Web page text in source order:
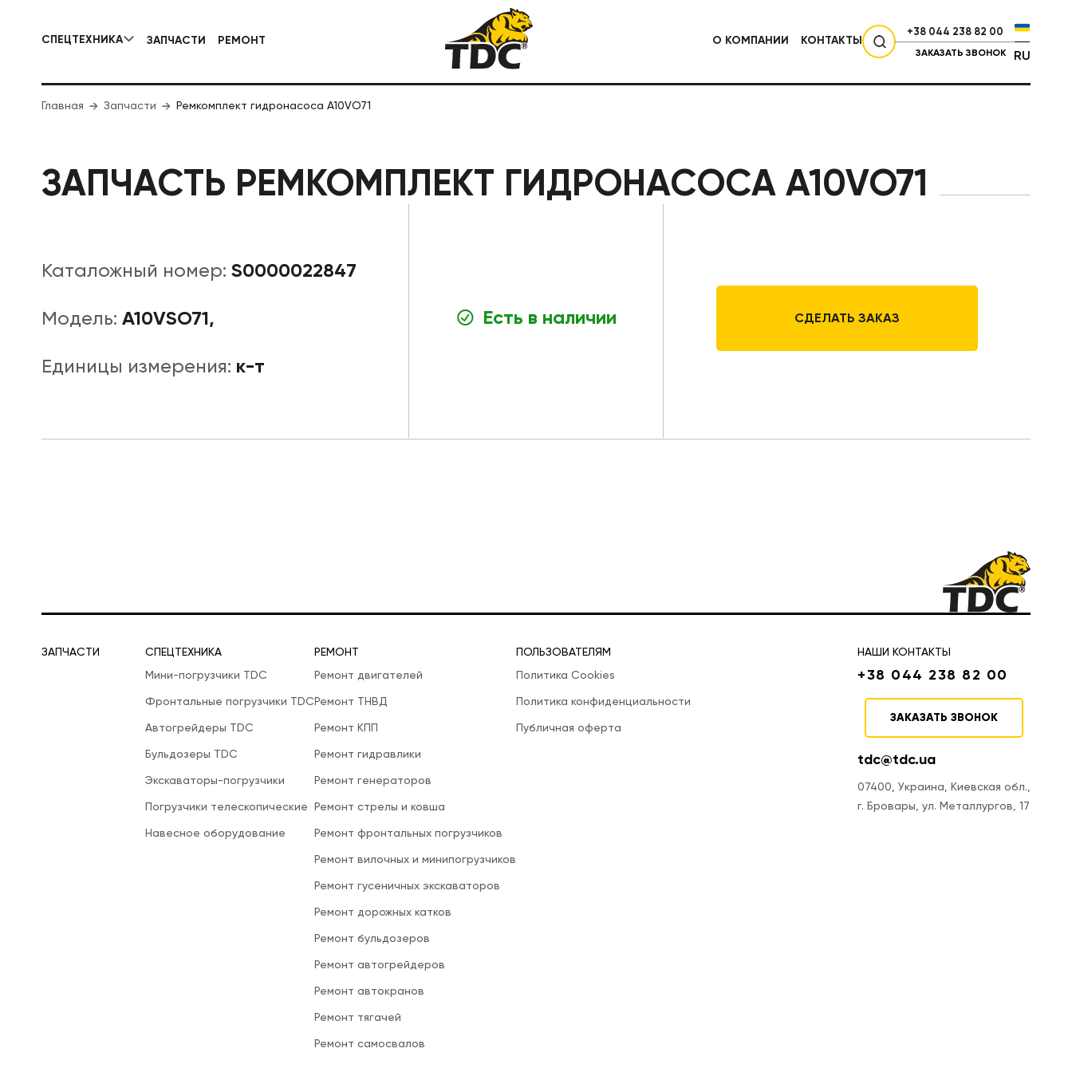
СПЕЦТЕХНИКА
КОММУНАЛЬНАЯ СПЕЦТЕХНИКА ДОРОЖНАЯ СПЕЦТЕХНИКА
ЗАПЧАСТИ РЕМОНТ О КОМПАНИИ КОНТАКТЫ
+38 044 238 82 00
ЗАКАЗАТЬ ЗВОНОК RU
Главная Запчасти Ремкомплект гидронасоса A10VO71
ЗАПЧАСТЬ РЕМКОМПЛЕКТ ГИДРОНАСОСА A10VO71
Каталожный номер: S0000022847
Модель: A10VSO71,
Единицы измерения: к-т
Есть в наличии СДЕЛАТЬ ЗАКАЗ
ЗАПЧАСТИ
СПЕЦТЕХНИКА
Мини-погрузчики TDC
Фронтальные погрузчики TDC
Автогрейдеры TDC
Бульдозеры TDC
Экскаваторы-погрузчики
Погрузчики телескопические
Навесное оборудование
РЕМОНТ
Ремонт двигателей
Ремонт ТНВД
Ремонт КПП
Ремонт гидравлики
Ремонт генераторов
Ремонт стрелы и ковша
Ремонт фронтальных погрузчиков
Ремонт вилочных и минипогрузчиков
Ремонт гусеничных экскаваторов
Ремонт дорожных катков
Ремонт бульдозеров
Ремонт автогрейдеров
Ремонт автокранов
Ремонт тягачей
Ремонт самосвалов
ПОЛЬЗОВАТЕЛЯМ
Политика Cookies
Политика конфиденциальности
Публичная оферта
НАШИ КОНТАКТЫ
+38 044 238 82 00
ЗАКАЗАТЬ ЗВОНОК
tdc@tdc.ua
07400, Украина, Киевская обл.,
г. Бровары, ул. Металлургов, 17